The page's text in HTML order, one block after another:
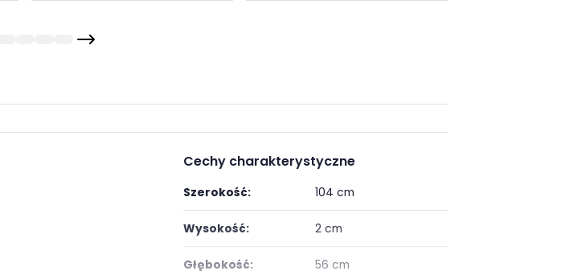
Cechy charakterystyczne
Szerokość: 104 cm
Wysokość: 2 cm
Głębokość: 56 cm